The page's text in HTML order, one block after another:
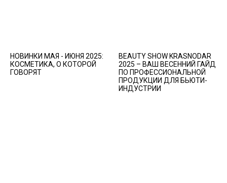
НОВИНКИ МАЯ - ИЮНЯ 2025:
КОСМЕТИКА, О КОТОРОЙ
ГОВОРЯТ
BEAUTY SHOW KRASNODAR
2025 – ВАШ ВЕСЕННИЙ ГАЙД
ПО ПРОФЕССИОНАЛЬНОЙ
ПРОДУКЦИИ ДЛЯ БЬЮТИ-
ИНДУСТРИИ